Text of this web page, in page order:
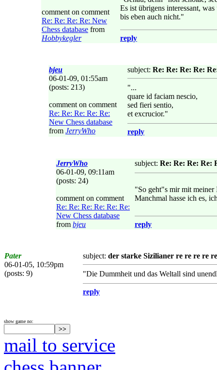
comment on comment
Re: Re: Re: Re: New
Chess database from
Hobbykegler
Es ist übrigens interessant,
bis eben auch nicht."
reply
bjeu
06-01-09, 01:55am
(posts: 213)
comment on comment
Re: Re: Re: Re: Re:
New Chess database
from JerryWho
subject: Re: Re: Re: Re:
"...
quare id faciam nescio,
sed fieri sentio,
et excrucior."
reply
JerryWho
06-01-09, 09:11am
(posts: 24)
comment on comment
Re: Re: Re: Re: Re: Re:
New Chess database
from bjeu
subject: Re: Re: Re: Re:
"So geht"s mir mit meiner
Manchmal hasse ich es,
reply
Pater
06-01-05, 10:59pm
(posts: 9)
subject: der starke Sizilianer re re re re
"Die Dummheit und das Weltall sind
reply
show game no:
mail to service